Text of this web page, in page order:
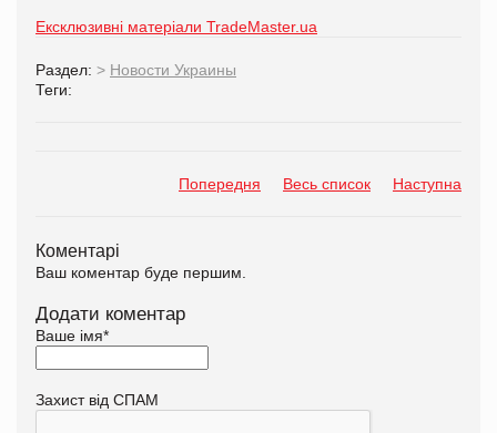
Ексклюзивні матеріали TradeMaster.ua
Раздел: > Новости Украины
Теги:
Попередня Весь список Наступна
Коментарі
Ваш коментар буде першим.
Додати коментар
Ваше імя*
Захист від СПАМ